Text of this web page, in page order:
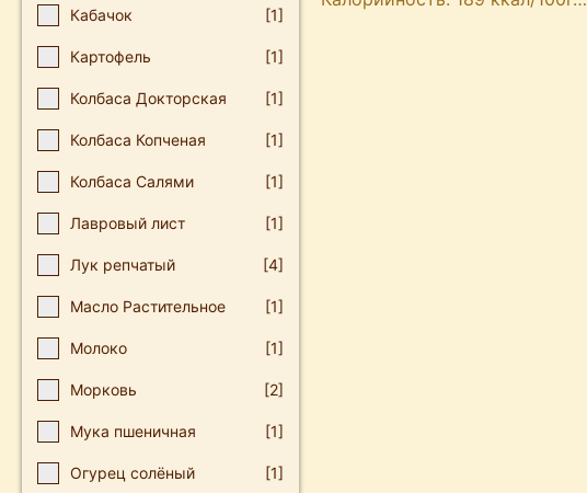
Кабачок [1]
Картофель [1]
Колбаса Докторская [1]
Колбаса Копченая [1]
Колбаса Салями [1]
Лавровый лист [1]
Лук репчатый [4]
Масло Растительное [1]
Молоко [1]
Морковь [2]
Мука пшеничная [1]
Огурец солёный [1]